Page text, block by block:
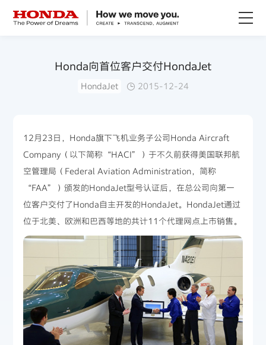
技术创新
赛事运动
新闻资讯
Honda向首位客户交付HondaJet
HondaJet 2015-12-24
12月23日，Honda旗下飞机业务子公司Honda Aircraft
Company（以下简称“HACI”）于不久前获得美国联邦航
空管理局（Federal Aviation Administration，简称
“FAA”）颁发的HondaJet型号认证后，在总公司向第一
位客户交付了Honda自主开发的HondaJet。HondaJet通过
位于北美、欧洲和巴西等地的共计11个代理网点上市销售。